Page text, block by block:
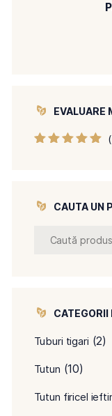
EVALUARE
CAUTA UN
CATEGORII
Tuburi tigari (2)
Tutun (10)
Tutun firicel